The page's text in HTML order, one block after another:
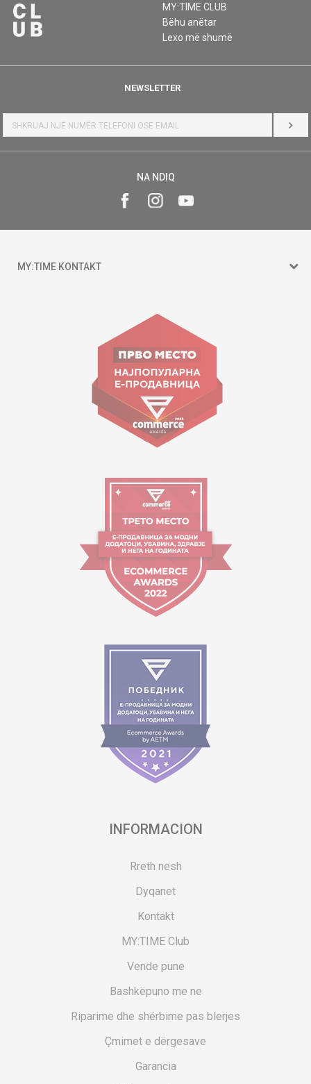
MY:TIME CLUB
Bëhu anëtar
Lexo më shumë
NEWSLETTER
HYR
NA NDIQ
MY:TIME KONTAKT
Goce Nikolovski 74 Shkup
contact@mytime.mk
Orari i punës:
09:00 - 17:00
INFORMACION
Rreth nesh
Dyqanet
Kontakt
MY:TIME Club
Vende pune
Bashkëpuno me ne
Riparime dhe shërbime pas blerjes
Çmimet e dërgesave
Garancia